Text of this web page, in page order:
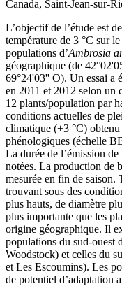
Canada, Saint-Jean-sur-
L’objectif de l’étude est
température de 3 °C sur
populations d’Ambrosia
géographique (de
69°24'03'' O). Un essai a
en 2011 et 2012 selon un
12 plants/population par
conditions actuelles de
climatique (+3 °C)
phénologiques (échelle
La durée de l’émission
notées. La production de
mesurée en fin de saison.
trouvant sous des
plus hauts, de diamètre
plus importante que les
origine géographique. Il
populations du sud-ouest
Woodstock) et celles du
et Les Escoumins). Les
de potentiel d’adaptation